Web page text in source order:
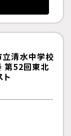
清水中学校
第52回東北
ト